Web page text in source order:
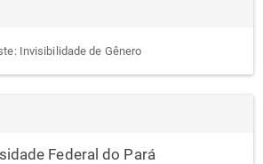
Invisibilidade de Gênero
Federal do Pará